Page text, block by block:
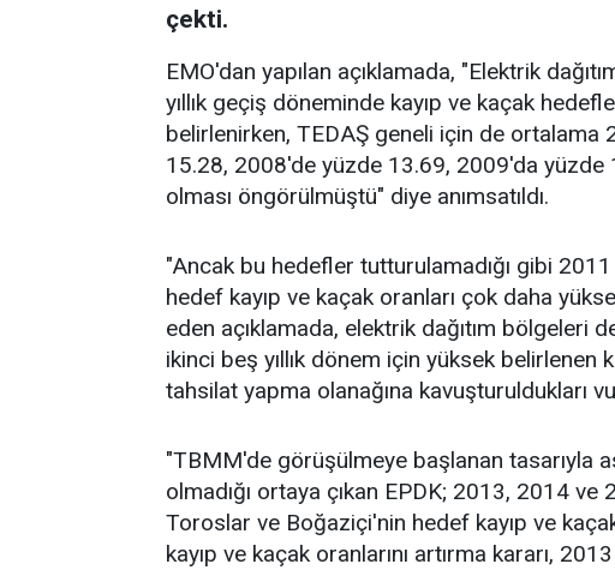
çekti.
EMO'dan yapılan açıklamada, "Elektrik
yıllık geçiş döneminde kayıp ve kaçak
belirlenirken, TEDAŞ geneli için de
15.28, 2008'de yüzde 13.69, 2009'da yüzde
olması öngörülmüştü" diye anımsatıldı.
"Ancak bu hedefler tutturulamadığı gibi 2011
hedef kayıp ve kaçak oranları çok daha
eden açıklamada, elektrik dağıtım bölgeleri
ikinci beş yıllık dönem için yüksek belirlenen
tahsilat yapma olanağına kavuşturuldukları
"TBMM'de görüşülmeye başlanan tasarıyla
olmadığı ortaya çıkan EPDK; 2013, 2014 ve
Toroslar ve Boğaziçi'nin hedef kayıp ve
kayıp ve kaçak oranlarını artırma kararı,